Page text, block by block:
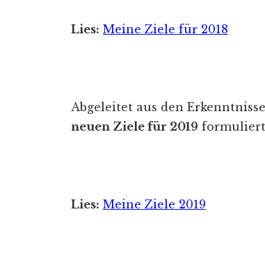
Lies: Meine Ziele für 2018
Abgeleitet aus den
neuen Ziele für 2019
Lies: Meine Ziele 2019